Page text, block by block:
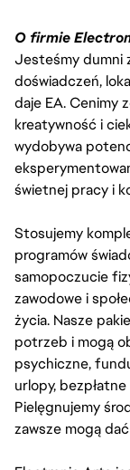
O firmie
Jesteśmy dumni
doświadczeń,
daje EA. Cenimy
kreatywność i
wydobywa
świetnej pracy i
Stosujemy
programów
samopoczucie
zawodowe i
życia. Nasze
potrzeb i mogą
psychiczne,
urlopy,
Pielęgnujemy
zawsze mogą